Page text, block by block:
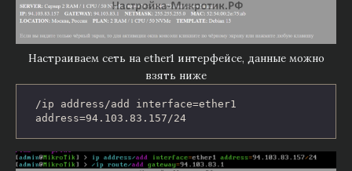
Настраиваем сеть на ether1 интерфейсе, данные можно
взять ниже
/ip address/add interface=ether1
address=94.103.83.157/24